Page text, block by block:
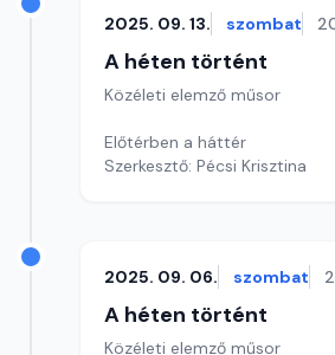
2025. 09. 13. szombat
A héten történt
Közéleti elemző műsor
Előtérben a háttér
Szerkesztő: Pécsi Krisztina
2025. 09. 06. szombat
A héten történt
Közéleti elemző műsor